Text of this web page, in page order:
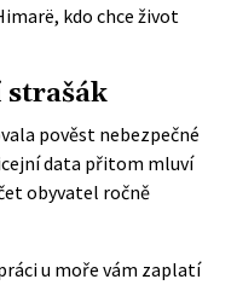
kdo chce život
strašák
pověst nebezpečné
data přitom mluví
obyvatel ročně
u moře vám zaplatí